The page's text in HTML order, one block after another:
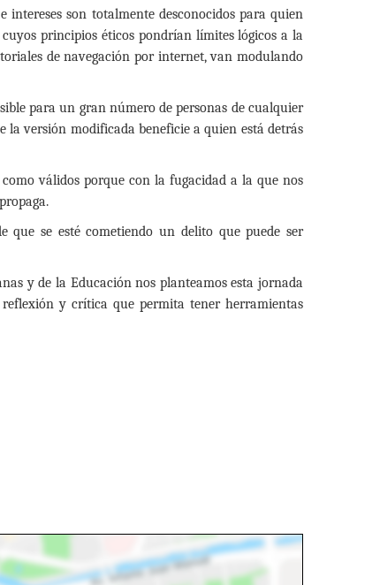
intereses son totalmente desconocidos para quien
principios éticos pondrían límites lógicos a la
de navegación por internet, van modulando
para un gran número de personas de cualquier
la versión modificada beneficie a quien está detrás
válidos porque con la fugacidad a la que nos
que se esté cometiendo un delito que puede ser
y de la Educación nos planteamos esta jornada
y crítica que permita tener herramientas